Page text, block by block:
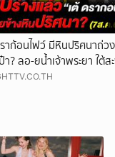
าก้อนไฟว์ มีหินปริศนาถ่วง
า? ลอ-ยน้ำเจ้าพระยา ใต้
าม 7